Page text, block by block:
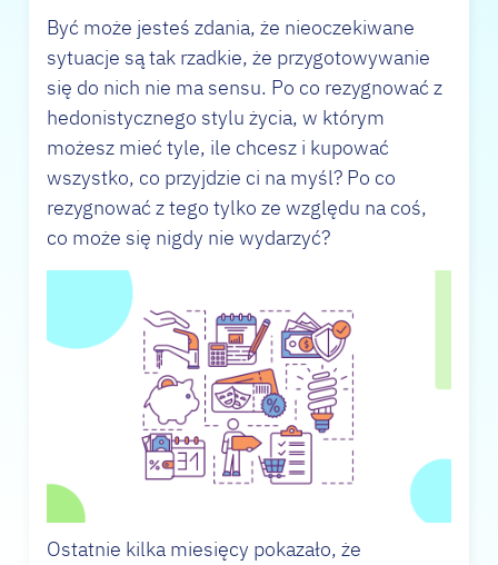
Być może jesteś zdania, że nieoczekiwane
sytuacje są tak rzadkie, że przygotowywanie
się do nich nie ma sensu. Po co rezygnować z
hedonistycznego stylu życia, w którym
możesz mieć tyle, ile chcesz i kupować
wszystko, co przyjdzie ci na myśl? Po co
rezygnować z tego tylko ze względu na coś,
co może się nigdy nie wydarzyć?
Ostatnie kilka miesięcy pokazało, że